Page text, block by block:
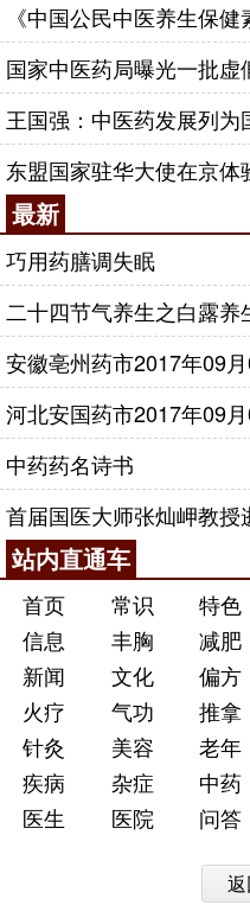
《中国公民中医养生保
国家中医药局曝光一批
王国强：中医药发展列
东盟国家驻华大使在京体
最新
巧用药膳调失眠
二十四节气养生之白露养
安徽亳州药市2017年09
河北安国药市2017年09
中药药名诗书
首届国医大师张灿岬教授
站内直通车
首页 常识 特色
信息
丰胸 减肥
新闻
文化 偏方
火疗
气功 推拿
针灸
美容 老年
疾病
杂症 中药
医生
医院 问答